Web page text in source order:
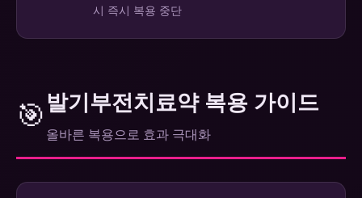
시 즉시 복용 중단
🎯발기부전치료약 복용 가이드
올바른 복용으로 효과 극대화